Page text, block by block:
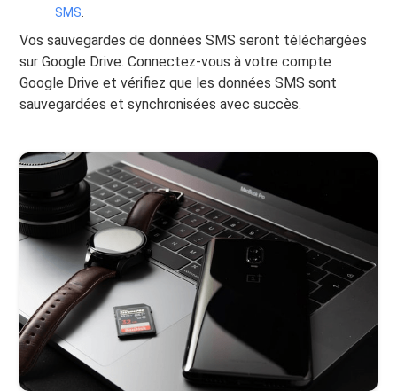
SMS
Vos sauvegardes de données SMS seront téléchargées
sur Google Drive. Connectez-vous à votre compte
Google Drive et vérifiez que les données SMS sont
sauvegardées et synchronisées avec succès.